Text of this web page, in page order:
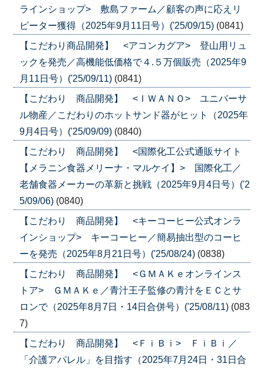
ラインショップ> 敷島ファーム／顧客の声に応えリ
ピーター獲得（2025年9月11日号）('25/09/15) (0841)
【こだわり商品開発】 <アコンカグア> 登山用リュ
ックを発売／高機能低価格で４.５万個販売（2025年9
月11日号）('25/09/11) (0841)
【こだわり 商品開発】 <ＩＷＡＮＯ> ユニバーサ
ル物産／こだわりのホットサンド器がヒット（2025年
9月4日号）('25/09/09) (0840)
【こだわり 商品開発】 <国際化工公式通販サイト
【メラニン食器メリーナ・マルケイ】> 国際化工／
老舗食器メーカーの革新と挑戦（2025年9月4日号）('2
5/09/06) (0840)
【こだわり 商品開発】 <キーコーヒー公式オンラ
インショップ> キーコーヒー／簡易抽出型のコーヒ
ーを発売（2025年8月21日号）('25/08/24) (0838)
【こだわり 商品開発】 <ＧＭＡＫｅオンラインス
トア> ＧＭＡＫｅ／青汁王子監修の青汁をＥＣとサ
ロンで（2025年8月7日・14日合併号）('25/08/11) (083
7)
【こだわり 商品開発】 <ＦｉＢｉ> ＦｉＢｉ／
「介護アパレル」を目指す（2025年7月24日・31日合